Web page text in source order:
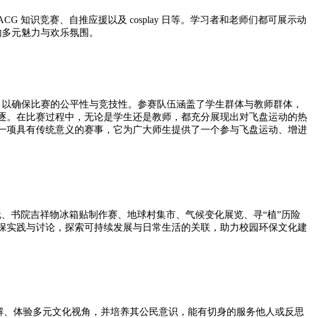
知识竞赛、自推应援以及 cosplay 日等。学习者和老师们都可展示动
元魅力与欢乐氛围。
确保比赛的公平性与竞技性。参赛队伍涵盖了学生群体与教师群体，
在比赛过程中，无论是学生还是教师，都充分展现出对飞盘运动的热
具有传统意义的赛事，它为广大师生提供了一个参与飞盘运动、增进
书院吉祥物冰箱贴制作赛、地球村集市、气候变化展览、寻“植”历险
践与讨论，探索可持续发展与日常生活的关联，助力校园环保文化建
体验多元文化视角，并培养其公民意识，能有切身的服务他人或反思